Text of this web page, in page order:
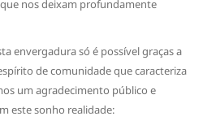
nos deixam profundamente
envergadura só é possível graças a
de comunidade que caracteriza
um agradecimento público e
este sonho realidade: